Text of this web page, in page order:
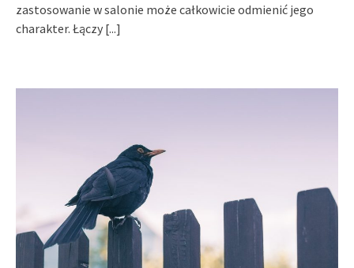
zastosowanie w salonie może całkowicie odmienić jego
charakter. Łączy [...]